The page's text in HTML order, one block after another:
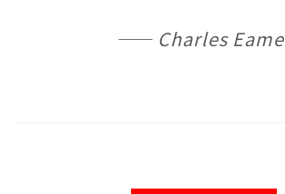
—— Charles